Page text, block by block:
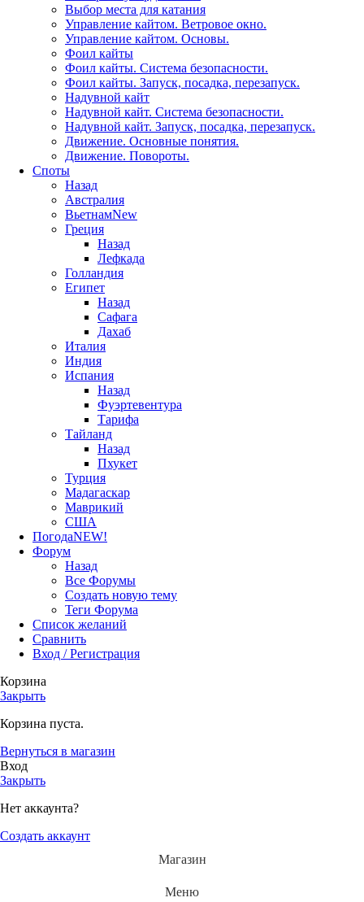
Выбор места для катания
Управление кайтом. Ветровое окно.
Управление кайтом. Основы.
Фоил кайты
Фоил кайты. Система безопасности.
Фоил кайты. Запуск, посадка, перезапуск.
Надувной кайт
Надувной кайт. Система безопасности.
Надувной кайт. Запуск, посадка, перезапуск.
Движение. Основные понятия.
Движение. Повороты.
Споты
Назад
Австралия
ВьетнамNew
Греция
Назад
Лефкада
Голландия
Египет
Назад
Сафага
Дахаб
Италия
Индия
Испания
Назад
Фуэртевентура
Тарифа
Тайланд
Назад
Пхукет
Турция
Мадагаскар
Маврикий
США
ПогодаNEW!
Форум
Назад
Все Форумы
Создать новую тему
Теги Форума
Список желаний
Сравнить
Вход / Регистрация
Корзина
Закрыть
Корзина пуста.
Вернуться в магазин
Вход
Закрыть
Нет аккаунта?
Создать аккаунт
Магазин
Меню